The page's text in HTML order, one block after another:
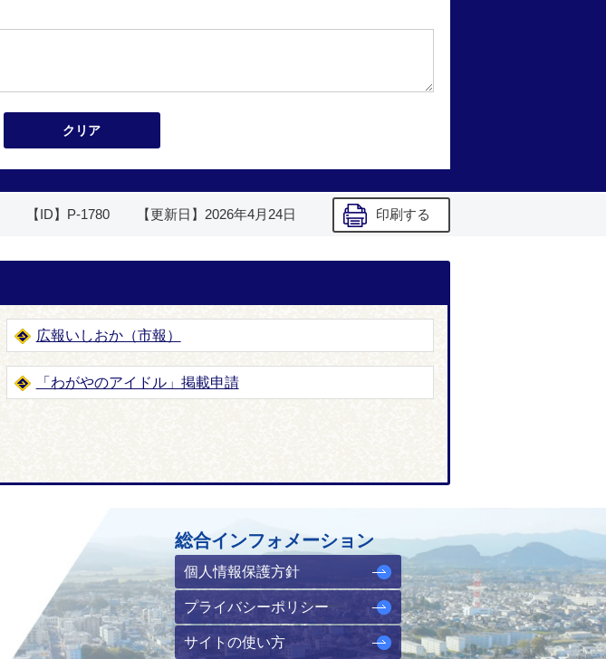
【ID】 P-1780 【更新日】 2026年4月24日 印刷する
広報いしおか（市報）
「わがやのアイドル」掲載申請
総合インフォメーション
個人情報保護方針
プライバシーポリシー
サイトの使い方